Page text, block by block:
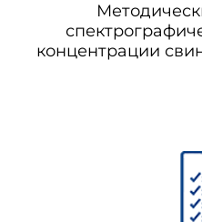
концентрации